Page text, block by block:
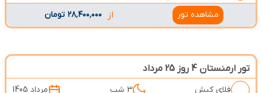
مشاهده تور از ۲۸٬۴۰۰٬۰۰۰ تومان
تور ارمنستان 4 روز 25 مرداد
فلای کیش 3 شب مرداد 1405